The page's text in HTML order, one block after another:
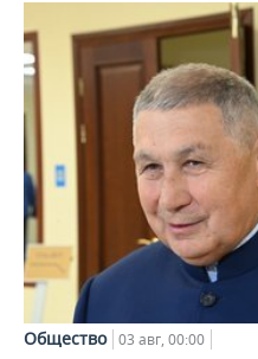
Общество 03 авг, 00:00